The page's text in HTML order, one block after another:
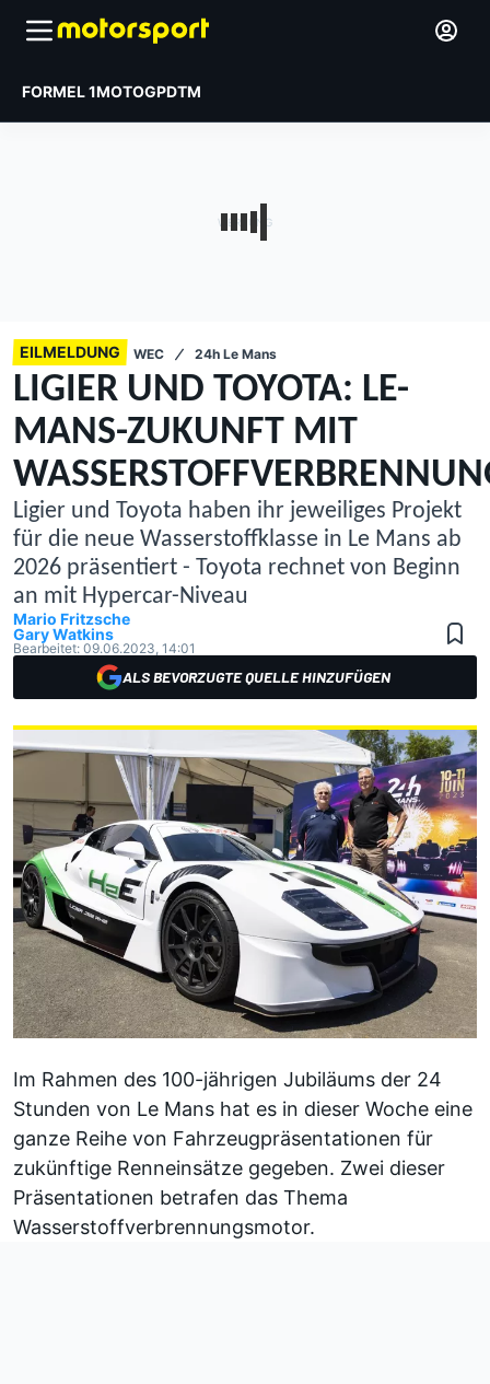
FORMEL 1MOTOGPDTM
EILMELDUNG WEC 24h Le Mans
LIGIER UND TOYOTA: LE-
MANS-ZUKUNFT MIT
Ligier und Toyota haben ihr jeweiliges Projekt
für die neue Wasserstoffklasse in Le Mans ab
2026 präsentiert - Toyota rechnet von Beginn
an mit Hypercar-Niveau
Mario Fritzsche
Gary Watkins
Bearbeitet: 09.06.2023, 14:01
ALS BEVORZUGTE QUELLE HINZUFÜGEN
Im Rahmen des 100-jährigen Jubiläums der 24
Stunden von Le Mans hat es in dieser Woche eine
ganze Reihe von Fahrzeugpräsentationen für
zukünftige Renneinsätze gegeben. Zwei dieser
Präsentationen betrafen das Thema
Wasserstoffverbrennungsmotor.